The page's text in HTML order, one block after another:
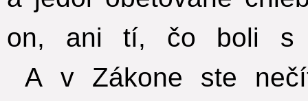
on, ani tí, čo boli s
A v Zákone ste